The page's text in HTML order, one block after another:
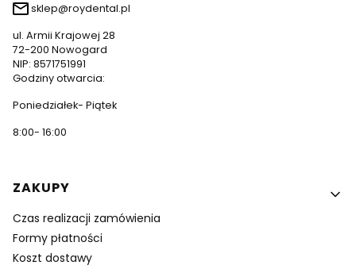
sklep@roydental.pl
ul. Armii Krajowej 28
72-200 Nowogard
NIP: 8571751991
Godziny otwarcia:
Poniedziałek- Piątek
8:00- 16:00
Linki w stopce
ZAKUPY
Czas realizacji zamówienia
Formy płatności
Koszt dostawy